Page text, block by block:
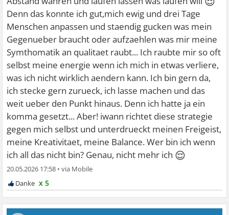
Denn das konnte ich gut,mich ewig und drei Tage
Menschen anpassen und staendig gucken was mein
Gegenueber braucht oder aufzaehlen was mir meine
Symthomatik an qualitaet raubt... Ich raubte mir so oft
selbst meine energie wenn ich mich in etwas verliere,
was ich nicht wirklich aendern kann. Ich bin gern da,
ich stecke gern zurueck, ich lasse machen und das
weit ueber den Punkt hinaus. Denn ich hatte ja ein
komma gesetzt... Aber! iwann richtet diese strategie
gegen mich selbst und unterdrueckt meinen Freigeist,
meine Kreativitaet, meine Balance. Wer bin ich wenn
ich all das nicht bin? Genau, nicht mehr ich 😌
20.05.2026 17:58 •
x 5